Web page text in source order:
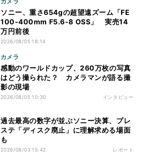
ソニー、重さ654gの超望遠ズーム「FE
100-400mm F5.6-8 OSS」 実売14
万円前後
2026/08/05 18:14
カメラ
感動のワールドカップ、260万枚の写真
はどう撮られた？ カメラマンが語る撮
影の現場
2026/08/05 10:30 インタビュー
過去最高の数字が並ぶソニー決算、プレ
ステ「ディスク廃止」に理解求める場面
も
2026/08/03 15:42 レポート